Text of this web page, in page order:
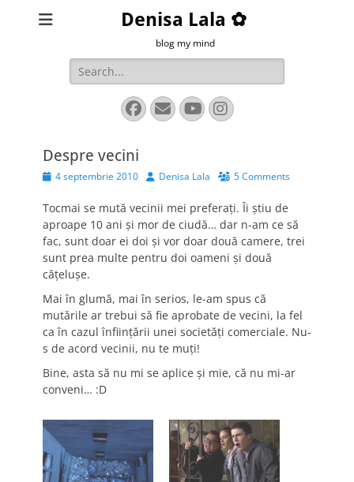
Denisa Lala ✿
blog my mind
Search
for:
Facebook
EmailYouTube
Instagram
Despre vecini
Posted
4 septembrie 2010 AuthorDenisa Lala 5 Comments
Tocmai se mută vecinii mei preferaţi. Îi ştiu de
aproape 10 ani şi mor de ciudă… dar n-am ce să
fac, sunt doar ei doi şi vor doar două camere, trei
sunt prea multe pentru doi oameni şi două
căţeluşe.
Mai în glumă, mai în serios, le-am spus că
mutările ar trebui să fie aprobate de vecini, la fel
ca în cazul înfiinţării unei societăţi comerciale. Nu-
s de acord vecinii, nu te muţi!
Bine, asta să nu mi se aplice şi mie, că nu mi-ar
conveni… :D